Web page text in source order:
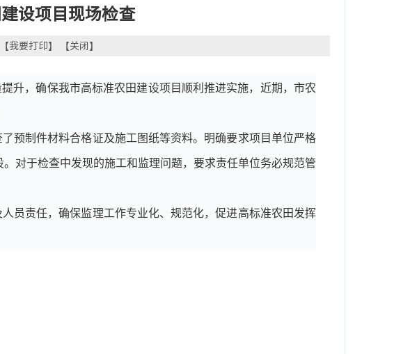
设项目现场检查
我要打印】 【关闭】
升，确保我市高标准农田建设项目顺利推进实施，近期，市农
预制件材料合格证及施工图纸等资料。明确要求项目单位严格
对于检查中发现的施工和监理问题，要求责任单位务必规范管
员责任，确保监理工作专业化、规范化，促进高标准农田发挥